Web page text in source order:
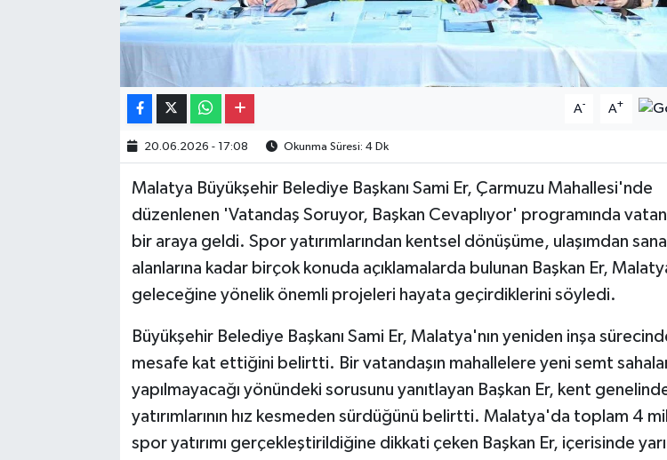
A- A+
20.06.2026 - 17:08 Okunma Süresi: 4 Dk
Malatya Büyükşehir Belediye Başkanı Sami Er, Çarmuzu Mahallesi'nde
düzenlenen 'Vatandaş Soruyor, Başkan Cevaplıyor' programında
bir araya geldi. Spor yatırımlarından kentsel dönüşüme, ulaşımdan
alanlarına kadar birçok konuda açıklamalarda bulunan Başkan Er,
geleceğine yönelik önemli projeleri hayata geçirdiklerini söyledi.
Büyükşehir Belediye Başkanı Sami Er, Malatya'nın yeniden inşa
mesafe kat ettiğini belirtti. Bir vatandaşın mahallelere yeni semt
yapılmayacağı yönündeki sorusunu yanıtlayan Başkan Er, kent
yatırımlarının hız kesmeden sürdüğünü belirtti. Malatya'da toplam 4
spor yatırımı gerçekleştirildiğine dikkati çeken Başkan Er, içerisinde